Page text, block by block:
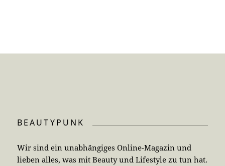
BEAUTYPUNK
Wir sind ein unabhängiges Online-Magazin und
lieben alles, was mit Beauty und Lifestyle zu tun hat.